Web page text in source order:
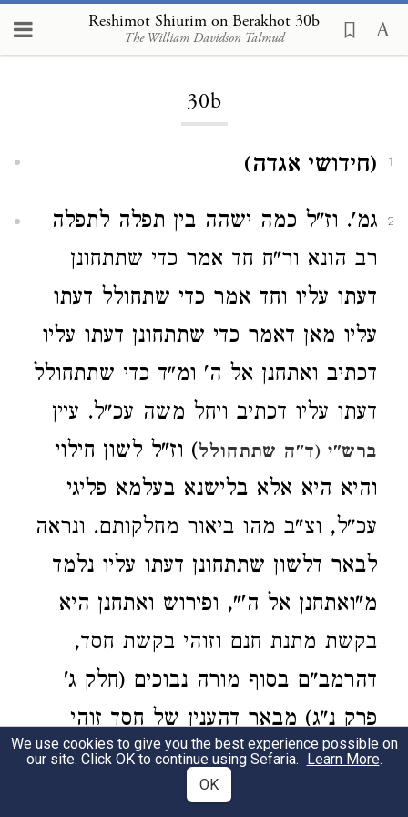
Reshimot Shiurim on Berakhot 30b
The William Davidson Talmud
Loading...
30b
1 (חידושי אגדה)
2
גמ'. וז"ל כמה ישהה בין תפלה לתפלה
רב הונא ור"ח חד אמר כדי שתתחונן
דעתו עליו וחד אמר כדי שתחולל דעתו
עליו מאן דאמר כדי שתתחונן דעתו עליו
דכתיב ואתחנן אל ה' ומ"ד כדי שתתחולל
דעתו עליו דכתיב ויחל משה עכ"ל. עיין
ברש"י (ד"ה שתתחולל) וז"ל לשון חילוי
והיא היא אלא בלישנא בעלמא פליגי
עכ"ל, וצ"ב מהו ביאור מחלקותם. ונראה
לבאר דלשון שתתחונן דעתו עליו נלמד
מ"ואתחנן אל ה'", ופירוש ואתחנן היא
בקשת מתנת חנם וזוהי בקשת חסד,
דהרמב"ם בסוף מורה נבוכים (חלק ג'
פרק נ"ג) מבאר דהענין של חסד זוהי
מתנת חנם שאין לנגמל כל זכות תביעה
על הגומל, משא"כ צדקה הוא מלשון
We use cookies to give you the best experience possible on
our site. Click OK to continue using Sefaria. Learn More.
OK